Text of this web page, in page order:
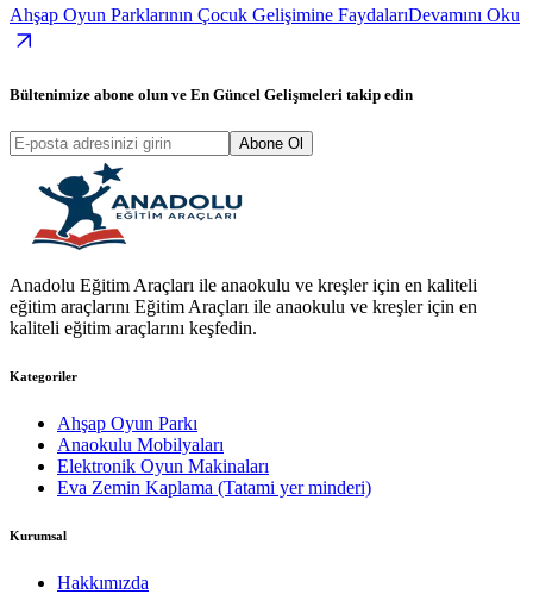
Ahşap Oyun Parklarının Çocuk Gelişimine FaydalarıDevamını Oku
Bültenimize abone olun ve En Güncel Gelişmeleri takip edin
Abone Ol
Anadolu Eğitim Araçları ile anaokulu ve kreşler için en kaliteli
eğitim araçlarını Eğitim Araçları ile anaokulu ve kreşler için en
kaliteli eğitim araçlarını keşfedin.
Kategoriler
Ahşap Oyun Parkı
Anaokulu Mobilyaları
Elektronik Oyun Makinaları
Eva Zemin Kaplama (Tatami yer minderi)
Kurumsal
Hakkımızda